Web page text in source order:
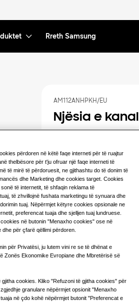
Rreth Samsung
Njësia e
AM112ANHPKH/EU
5.6KW 7.1KW
12.8KW 14.0KW
28.0KW
Fuqia e ofruar
1 fazë
Gjeni
përdoren në këtë faqe interneti për të ruajtur
thelbësore për t'ju ofruar një faqe interneti të
të mirë të përdoruesit, ne gjithashtu do të donim të
dhe Marketing dhe cookies target. Cookies
të internetit, të shfaqin reklama të
të zhvillojnë fushata marketingu të synuara dhe
tuaj. Nëpërmjet këtyre cookies opsionale ne
preferencat tuaja dhe sjelljen tuaj lundruese.
në butonin "Menaxho cookies" ose në
për çfarë qëllimi përdoren.
për Privatësi, ju lutem vini re se të dhënat e
Zonës Ekonomike Evropiane dhe Mbretërisë së
cookies. Kliko "Refuzoni të gjitha cookies" për
granulare nëpërmjet opsionit "Menaxho
në çdo kohë nëpërmjet butonit "Preferencat e